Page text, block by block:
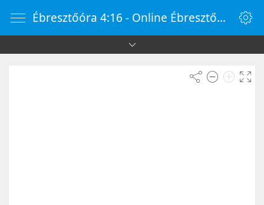
Ébresztőóra 4:16 - Online Ébresztőóra